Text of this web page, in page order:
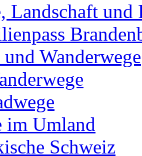
Landschaft und
Wanderwege
im Umland
Schweiz